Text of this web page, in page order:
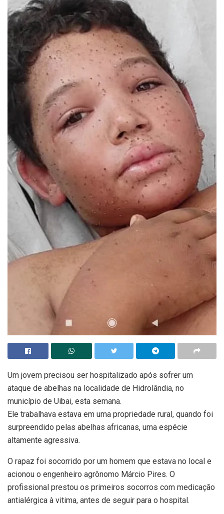
Um jovem precisou ser hospitalizado após sofrer um
ataque de abelhas na localidade de Hidrolândia, no
município de Uibai, esta semana.
Ele trabalhava estava em uma propriedade rural, quando foi
surpreendido pelas abelhas africanas, uma espécie
altamente agressiva.
O rapaz foi socorrido por um homem que estava no local e
acionou o engenheiro agrônomo Márcio Pires. O
profissional prestou os primeiros socorros com medicação
antialérgica à vitima, antes de seguir para o hospital.